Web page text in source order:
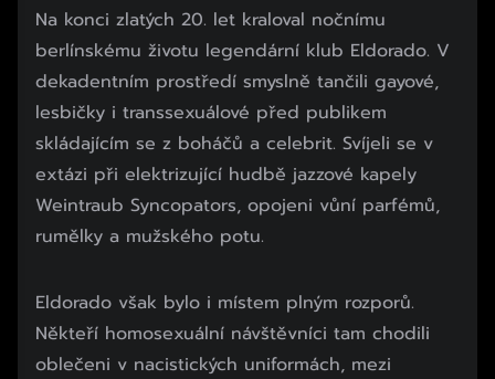
Na konci zlatých 20. let kraloval nočnímu
berlínskému životu legendární klub Eldorado. V
dekadentním prostředí smyslně tančili gayové,
lesbičky i transsexuálové před publikem
skládajícím se z boháčů a celebrit. Svíjeli se v
extázi při elektrizující hudbě jazzové kapely
Weintraub Syncopators, opojeni vůní parfémů,
rumělky a mužského potu.
Eldorado však bylo i místem plným rozporů.
Někteří homosexuální návštěvníci tam chodili
oblečeni v nacistických uniformách, mezi